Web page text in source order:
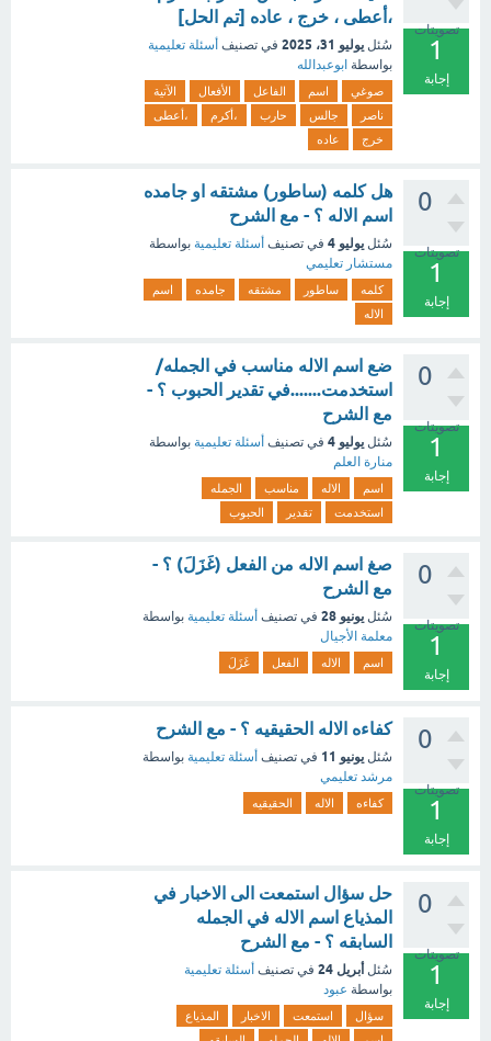
تصويتات
1
إجابة
،أعطى ، خرج ، عاده [تم الحل]
سُئل يوليو 31، 2025 في تصنيف أسئلة تعليمية
بواسطة ابوعبدالله
صوغي اسم الفاعل الأفعال
الآتية
ناصر
جالس حارب ،أكرم
،أعطى
خرج
عاده
0
تصويتات
1
إجابة
هل كلمه (ساطور) مشتقه او جامده
اسم الاله ؟ - مع الشرح
سُئل يوليو 4 في تصنيف أسئلة تعليمية بواسطة
مستشار تعليمي
كلمه ساطور مشتقه جامده
اسم
الاله
0
تصويتات
1
إجابة
ضع اسم الاله مناسب في الجمله/
استخدمت.......في تقدير الحبوب ؟ -
مع الشرح
سُئل يوليو 4 في تصنيف أسئلة تعليمية بواسطة
منارة العلم
اسم الاله مناسب
الجمله
استخدمت
تقدير الحبوب
0
تصويتات
1
إجابة
صغ اسم الاله من الفعل (غَزَلَ) ؟ -
مع الشرح
سُئل يونيو 28 في تصنيف أسئلة تعليمية بواسطة
معلمة الأجيال
اسم الاله الفعل غَزَلَ
0
تصويتات
1
إجابة
كفاءه الاله الحقيقيه ؟ - مع الشرح
سُئل يونيو 11 في تصنيف أسئلة تعليمية بواسطة
مرشد تعليمي
كفاءه الاله الحقيقيه
0
تصويتات
1
إجابة
حل سؤال استمعت الى الاخبار في
المذياع اسم الاله في الجمله
السابقه ؟ - مع الشرح
سُئل أبريل 24 في تصنيف أسئلة تعليمية
بواسطة عبود
سؤال استمعت الاخبار
المذياع